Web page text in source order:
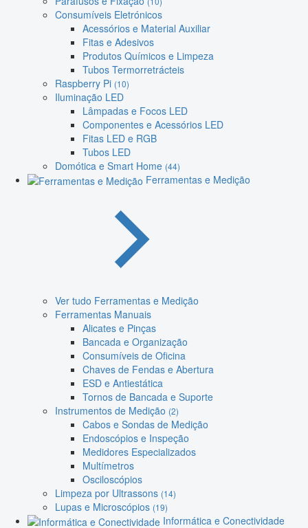
Consumíveis Eletrónicos
Acessórios e Material Auxiliar
Fitas e Adesivos
Produtos Químicos e Limpeza
Tubos Termorretrácteis
Raspberry Pi (10)
Iluminação LED
Lâmpadas e Focos LED
Componentes e Acessórios LED
Fitas LED e RGB
Tubos LED
Domótica e Smart Home (44)
Ferramentas e Medição
Ver tudo Ferramentas e Medição
Ferramentas Manuais
Alicates e Pinças
Bancada e Organização
Consumíveis de Oficina
Chaves de Fendas e Abertura
ESD e Antiestática
Tornos de Bancada e Suporte
Instrumentos de Medição (2)
Cabos e Sondas de Medição
Endoscópios e Inspeção
Medidores Especializados
Multímetros
Osciloscópios
Limpeza por Ultrassons (14)
Lupas e Microscópios (19)
Informática e Conectividade